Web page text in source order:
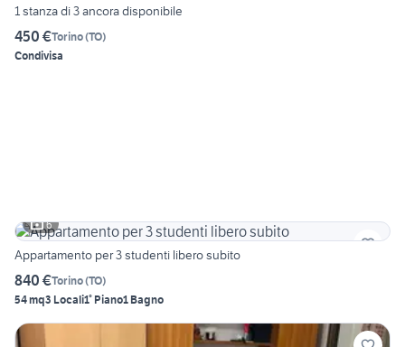
1 stanza di 3 ancora disponibile
450 €Torino(TO)
Condivisa
6
Appartamento per 3 studenti libero subito
840 €Torino(TO)
54 mq3 Locali1° Piano1 Bagno